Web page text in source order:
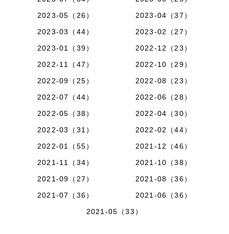
2023-05（26）
2023-04（37）
2023-03（44）
2023-02（27）
2023-01（39）
2022-12（23）
2022-11（47）
2022-10（29）
2022-09（25）
2022-08（23）
2022-07（44）
2022-06（28）
2022-05（38）
2022-04（30）
2022-03（31）
2022-02（44）
2022-01（55）
2021-12（46）
2021-11（34）
2021-10（38）
2021-09（27）
2021-08（36）
2021-07（36）
2021-06（36）
2021-05（33）